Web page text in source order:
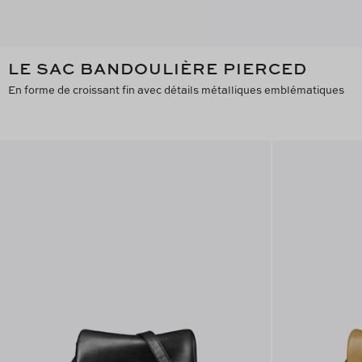
LE SAC BANDOULIÈRE PIERCED
En forme de croissant fin avec détails métalliques emblématiques